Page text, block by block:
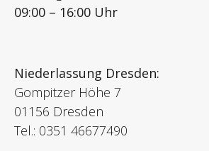
09:00 – 16:00 Uhr
Niederlassung Dresden:
Gompitzer Höhe 7
01156 Dresden
Tel.: 0351 46677490